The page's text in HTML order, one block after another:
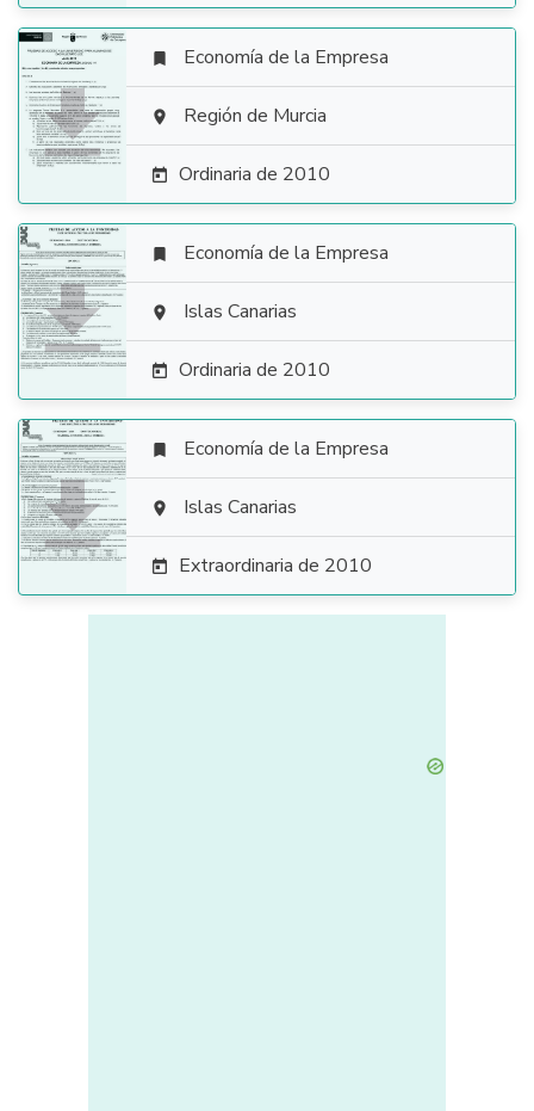

 Economía de la Empresa
 Región de Murcia
 Ordinaria de 2010

 Economía de la Empresa
 Islas Canarias
 Ordinaria de 2010

 Economía de la Empresa
 Islas Canarias
 Extraordinaria de 2010